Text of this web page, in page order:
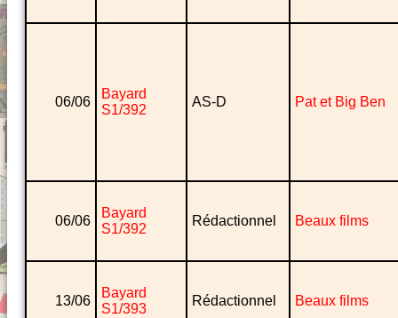
06/06
Bayard
S1/392
AS-D Pat et Big Ben
06/06
Bayard
S1/392
Rédactionnel Beaux films
13/06
Bayard
S1/393
Rédactionnel Beaux films